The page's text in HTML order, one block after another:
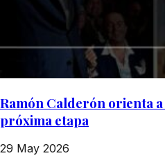
Ramón Calderón orienta
próxima etapa
29 May 2026